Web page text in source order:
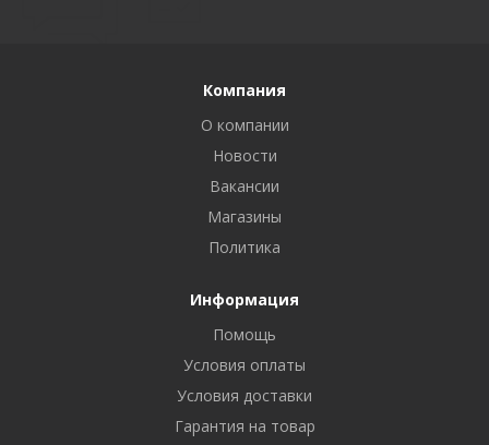
Компания
О компании
Новости
Вакансии
Магазины
Политика
Информация
Помощь
Условия оплаты
Условия доставки
Гарантия на товар